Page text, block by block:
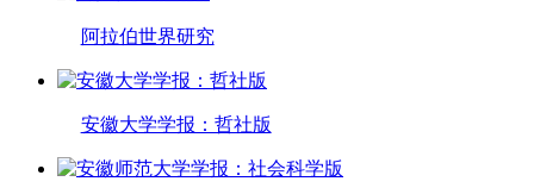
阿拉伯世界研究
安徽大学学报：哲社版